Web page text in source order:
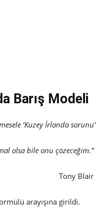
Barış Modeli
‘Kuzey İrlanda sorunu’
olsa bile onu çözeceğim.”
Tony Blair
arayışına girildi.